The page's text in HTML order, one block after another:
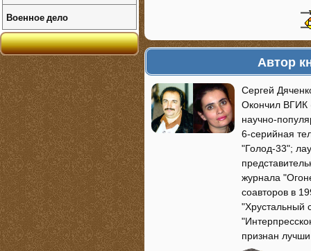
Автор
Сергей
Окончил ВГИК
научно-
6-серийная
"Голод-33";
журнала
соавторов в
"Хрустальный
признан
Военное дело